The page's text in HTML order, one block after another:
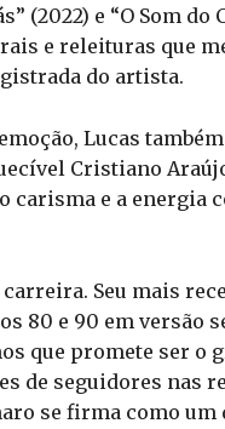
e “O Som do
e releituras que
do artista.
Lucas
Cristiano
carisma e a energia
Seu mais
80 e 90 em versão
que promete ser o
de seguidores nas
se firma como um